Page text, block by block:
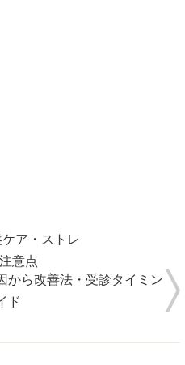
ア・ストレ
意点
から改善法・受診タイミン
ド